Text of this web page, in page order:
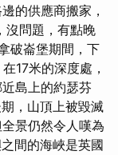
的供應商搬家，
沒問題，有點晚
破崙堡期間，下
17米的深度處，
島上的約瑟芬
，山頂上被毀滅
景​​仍然令人嘆為
間的海峽是英國